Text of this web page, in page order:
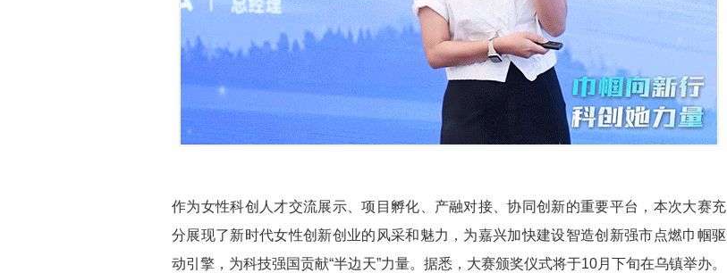
作为女性科创人才交流展示、项目孵化、产融对接、协同创新的重要平台，本次大赛充
分展现了新时代女性创新创业的风采和魅力，为嘉兴加快建设智造创新强市点燃巾帼驱
动引擎，为科技强国贡献“半边天”力量。据悉，大赛颁奖仪式将于10月下旬在乌镇举办。